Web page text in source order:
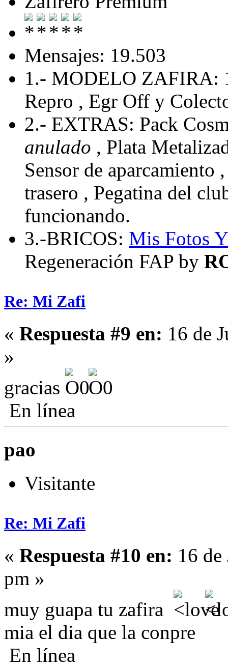
Mensajes: 19.503
1.- MODELO ZAFIRA:
Repro , Egr Off y
2.- EXTRAS: Pack
anulado , Plata
Sensor de
trasero , Pegatina del
funcionando.
3.-BRICOS: Mis Fotos
Regeneración FAP by
Re: Mi Zafi
« Respuesta #9 en: 16 de
»
gracias
En línea
pao
Visitante
Re: Mi Zafi
« Respuesta #10 en: 16
pm »
muy guapa tu zafira
mia el dia que la conpre
En línea